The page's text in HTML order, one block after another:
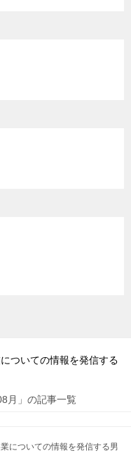
ついての情報を発信する
月」の記事一覧
についての情報を発信する男